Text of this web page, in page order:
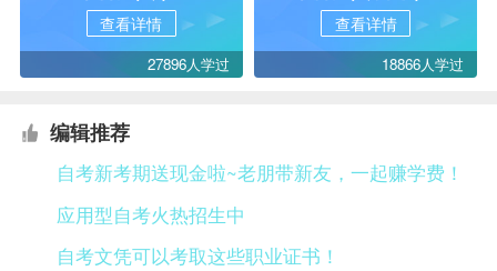
查看详情
27896人学过
查看详情
18866人学过
编辑推荐
自考新考期送现金啦~老朋带新友，一起赚学费！
应用型自考火热招生中
自考文凭可以考取这些职业证书！